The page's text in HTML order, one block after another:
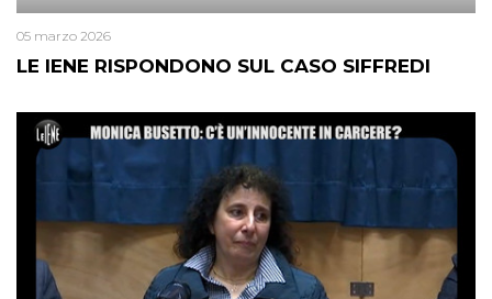
LE IENE RISPONDONO SUL CASO SIFFREDI
05 marzo 2026